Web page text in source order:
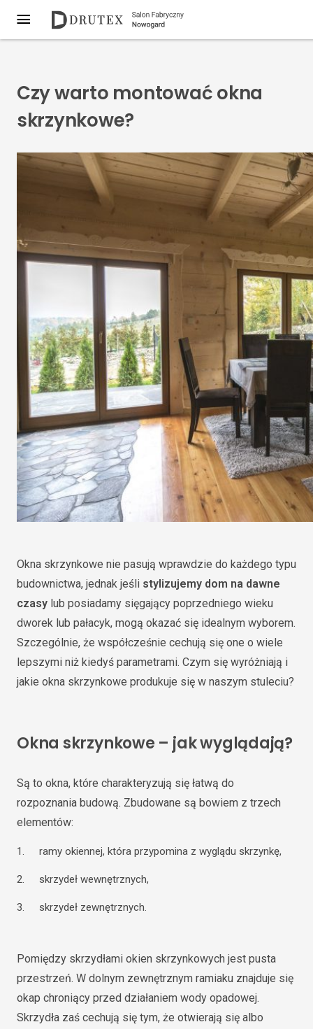
Czy warto montować okna
skrzynkowe?
Okna skrzynkowe nie pasują wprawdzie do każdego typu
budownictwa, jednak jeśli stylizujemy dom na dawne
czasy lub posiadamy sięgający poprzedniego wieku
dworek lub pałacyk, mogą okazać się idealnym wyborem.
Szczególnie, że współcześnie cechują się one o wiele
lepszymi niż kiedyś parametrami. Czym się wyróżniają i
jakie okna skrzynkowe produkuje się w naszym stuleciu?
Okna skrzynkowe – jak wyglądają?
Są to okna, które charakteryzują się łatwą do
rozpoznania budową. Zbudowane są bowiem z trzech
elementów:
ramy okiennej, która przypomina z wyglądu skrzynkę,
skrzydeł wewnętrznych,
skrzydeł zewnętrznych.
Pomiędzy skrzydłami okien skrzynkowych jest pusta
przestrzeń. W dolnym zewnętrznym ramiaku znajduje się
okap chroniący przed działaniem wody opadowej.
Skrzydła zaś cechują się tym, że otwierają się albo